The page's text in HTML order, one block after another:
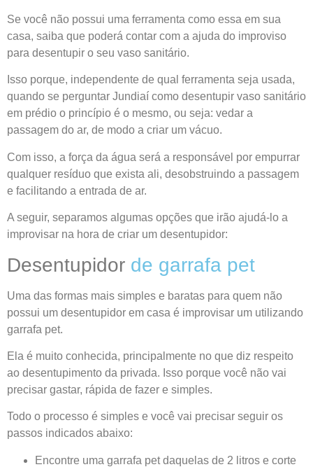
Se você não possui uma ferramenta como essa em sua
casa, saiba que poderá contar com a ajuda do improviso
para desentupir o seu vaso sanitário.
Isso porque, independente de qual ferramenta seja usada,
quando se perguntar Jundiaí como desentupir vaso sanitário
em prédio o princípio é o mesmo, ou seja: vedar a
passagem do ar, de modo a criar um vácuo.
Com isso, a força da água será a responsável por empurrar
qualquer resíduo que exista ali, desobstruindo a passagem
e facilitando a entrada de ar.
A seguir, separamos algumas opções que irão ajudá-lo a
improvisar na hora de criar um desentupidor:
Desentupidor de garrafa pet
Uma das formas mais simples e baratas para quem não
possui um desentupidor em casa é improvisar um utilizando
garrafa pet.
Ela é muito conhecida, principalmente no que diz respeito
ao desentupimento da privada. Isso porque você não vai
precisar gastar, rápida de fazer e simples.
Todo o processo é simples e você vai precisar seguir os
passos indicados abaixo:
Encontre uma garrafa pet daquelas de 2 litros e corte